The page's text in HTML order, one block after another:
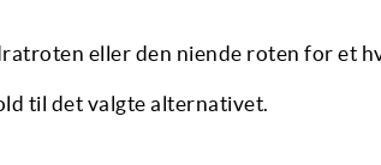
eller den niende roten for et
til det valgte alternativet.